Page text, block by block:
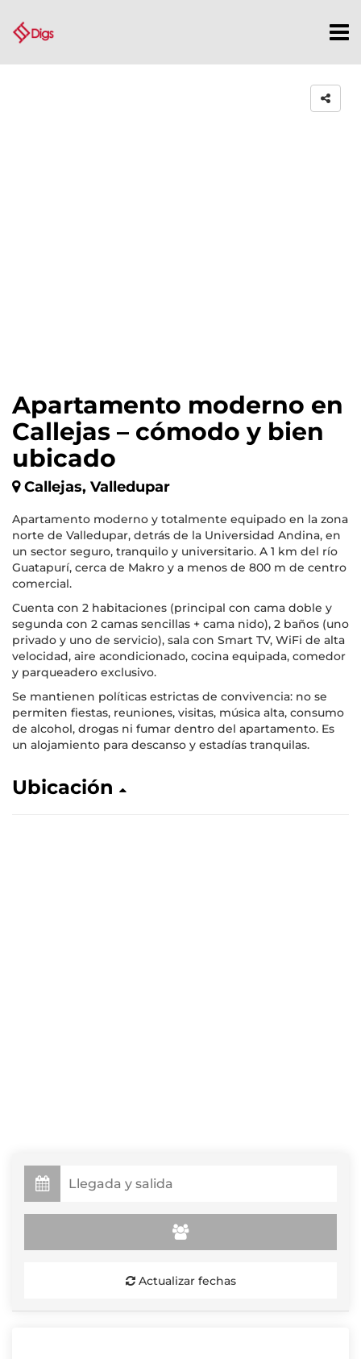
Apartamento moderno en
Callejas – cómodo y bien
ubicado
Callejas, Valledupar
Apartamento moderno y totalmente equipado en la zona
norte de Valledupar, detrás de la Universidad Andina, en
un sector seguro, tranquilo y universitario. A 1 km del río
Guatapurí, cerca de Makro y a menos de 800 m de centro
comercial.
Cuenta con 2 habitaciones (principal con cama doble y
segunda con 2 camas sencillas + cama nido), 2 baños (uno
privado y uno de servicio), sala con Smart TV, WiFi de alta
velocidad, aire acondicionado, cocina equipada, comedor
y parqueadero exclusivo.
Se mantienen políticas estrictas de convivencia: no se
permiten fiestas, reuniones, visitas, música alta, consumo
de alcohol, drogas ni fumar dentro del apartamento. Es
un alojamiento para descanso y estadías tranquilas.
Ubicación
Actualizar fechas